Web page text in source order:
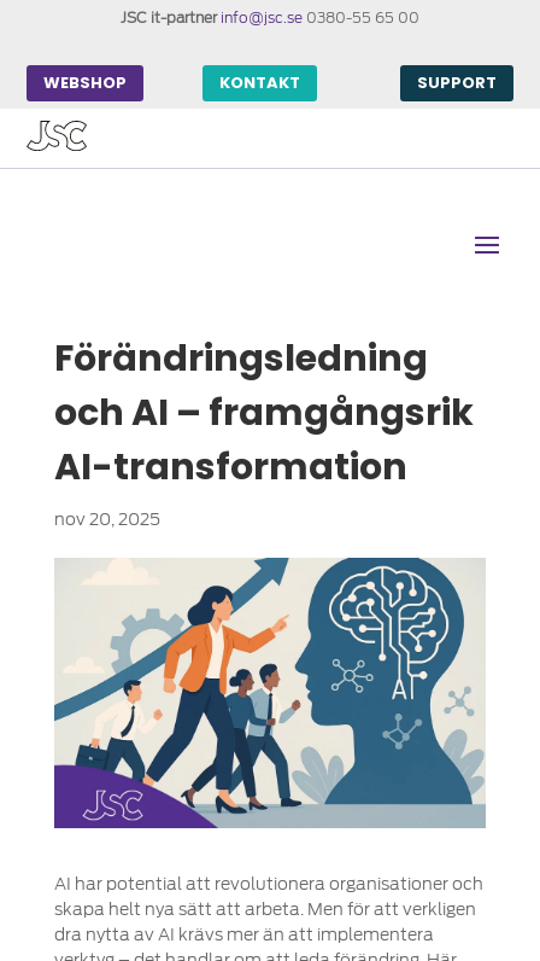
JSC it-partner info@jsc.se 0380-55 65 00
WEBSHOP KONTAKT SUPPORT
Förändringsledning
och AI – framgångsrik
AI-transformation
nov 20, 2025
AI har potential att revolutionera organisationer och
skapa helt nya sätt att arbeta. Men för att verkligen
dra nytta av AI krävs mer än att implementera